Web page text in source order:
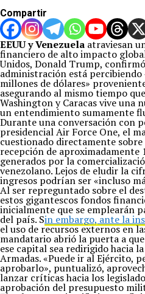
Compartir
EEUU y Venezuela atraviesan
financiero de alto impacto
Unidos, Donald Trump,
administración está
millones de dólares»
asegurando al mismo tiempo
Washington y Caracas vive una
un entendimiento sumamente
Durante una conversación con
presidencial Air Force One, el
cuestionado directamente
recepción de aproximadamente
generados por la
venezolano. Lejos de eludir la
ingresos podrían ser «incluso
Al ser repreguntado sobre el
estos gigantescos fondos
inicialmente que se emplearán
del país. Sin embargo, ante la
el uso de recursos externos en
mandatario abrió la puerta a
ese capital sea redirigido hacia
Armadas. «Puede ir al Ejército,
aprobarlo», puntualizó,
lanzar críticas hacia los
aprobación del presupuesto